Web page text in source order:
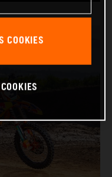
COOKIES